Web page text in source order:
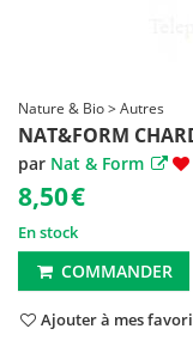
Nature & Bio > Autres
NAT&FORM
par Nat & Form
8,50€
En stock
COMMANDER
Ajouter à mes